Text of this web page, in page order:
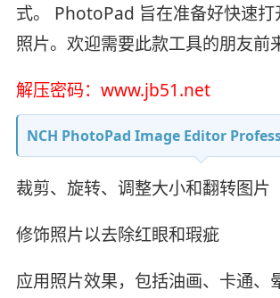
式。 PhotoPad 旨在准备好快速打
照片。欢迎需要此款工具的朋友前
解压密码：www.jb51.net
NCH PhotoPad Image Editor
裁剪、旋转、调整大小和翻转图片
修饰照片以去除红眼和瑕疵
应用照片效果，包括油画、卡通、